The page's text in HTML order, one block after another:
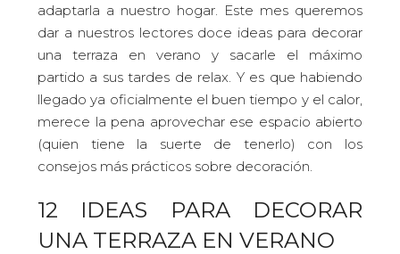
adaptarla a nuestro hogar. Este mes queremos
dar a nuestros lectores doce ideas para decorar
una terraza en verano y sacarle el máximo
partido a sus tardes de relax. Y es que habiendo
llegado ya oficialmente el buen tiempo y el calor,
merece la pena aprovechar ese espacio abierto
(quien tiene la suerte de tenerlo) con los
consejos más prácticos sobre decoración.
12 IDEAS PARA DECORAR
UNA TERRAZA EN VERANO